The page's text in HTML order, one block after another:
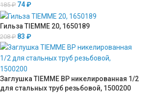
185₽ 74₽
Гильза TIEMME 20, 1650189
208₽ 83 ₽
Заглушка TIEMME ВР никелированная 1/2
для стальных труб резьбовой, 1500200